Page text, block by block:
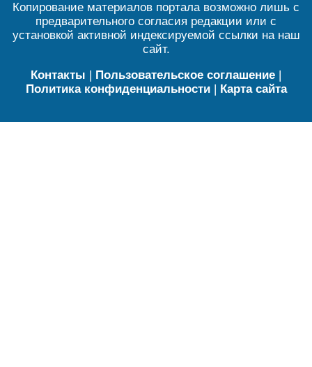
Копирование материалов портала возможно лишь с
предварительного согласия редакции или с
установкой активной индексируемой ссылки на наш
сайт.
Контакты | Пользовательское соглашение |
Политика конфиденциальности| Карта сайта